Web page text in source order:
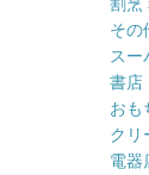
その
ス
書
お
クリ
電